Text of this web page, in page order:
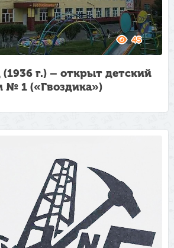
45
(1936 г.) – открыт детский
№ 1 («Гвоздика»)